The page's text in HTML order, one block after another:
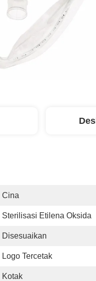
Cina
Sterilisasi Etilena Oksida
Disesuaikan
Logo Tercetak
Kotak